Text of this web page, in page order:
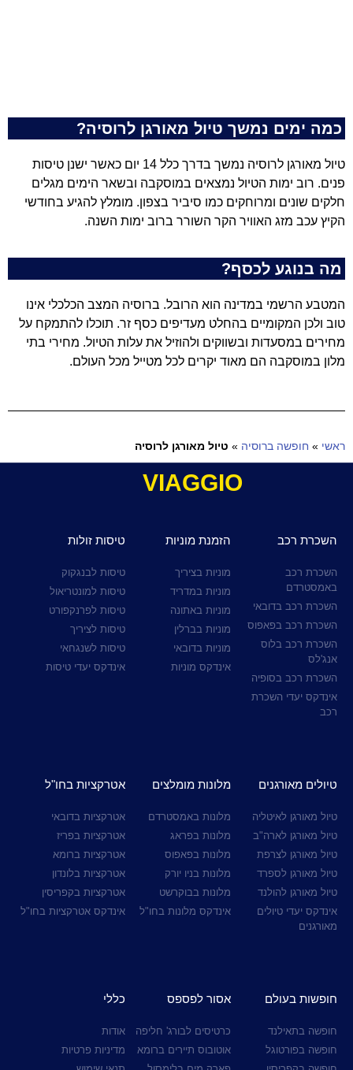
כמה ימים נמשך טיול מאורגן לרוסיה?
טיול מאורגן לרוסיה נמשך בדרך כלל 14 יום כאשר ישנן טיסות
פנים. רוב ימות הטיול נמצאים במוסקבה ובשאר הימים מגלים
חלקים שונים ומרוחקים כמו סיביר בצפון. מומלץ להגיע בחודשי
הקיץ עכב מזג האוויר הקר השורר ברוב ימות השנה.
מה בנוגע לכסף?
המטבע הרשמי במדינה הוא הרובל. ברוסיה המצב הכלכלי אינו
טוב ולכן המקומיים בהחלט מעדיפים כסף זר. תוכלו להתמקח על
מחירים במסעדות ובשווקים ולהוזיל את עלות הטיול. מחירי בתי
מלון במוסקבה הם מאוד יקרים לכל מטייל מכל העולם.
ראשי » חופשה ברוסיה » טיול מאורגן לרוסיה
VIAGGIO
השכרת רכב
השכרת רכב
באמסטרדם
השכרת רכב בדובאי
השכרת רכב בפאפוס
השכרת רכב בלוס
אנג'לס
השכרת רכב בסופיה
אינדקס יעדי השכרת
רכב
הזמנת מוניות
מוניות בציריך
מוניות במדריד
מוניות באתונה
מוניות בברלין
מוניות בדובאי
אינדקס מוניות
טיסות זולות
טיסות לבנגקוק
טיסות למונטריאול
טיסות לפרנקפורט
טיסות לציריך
טיסות לשנגחאי
אינדקס יעדי טיסות
טיולים מאורגנים
טיול מאורגן לאיטליה
טיול מאורגן לארה"ב
טיול מאורגן לצרפת
טיול מאורגן לספרד
טיול מאורגן להולנד
אינדקס יעדי טיולים
מאורגנים
מלונות מומלצים
מלונות באמסטרדם
מלונות בפראג
מלונות בפאפוס
מלונות בניו יורק
מלונות בבוקרשט
אינדקס מלונות בחו"ל
אטרקציות בחו"ל
אטרקציות בדובאי
אטרקציות בפריז
אטרקציות ברומא
אטרקציות בלונדון
אטרקציות בקפריסין
אינדקס אטרקציות בחו"ל
חופשות בעולם
חופשה בתאילנד
חופשה בפורטוגל
אסור לפספס
כרטיסים לבורג' חליפה
אוטובוס תיירים ברומא
כללי
אודות
מדיניות פרטיות